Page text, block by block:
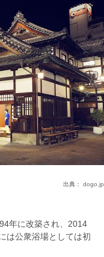
出典： dogo.jp
年に改築され、2014
は公衆浴場としては初